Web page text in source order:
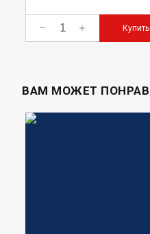
Купить
ВАМ МОЖЕТ